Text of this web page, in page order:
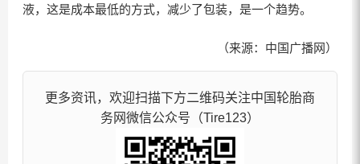
液，这是成本最低的方式，减少了包装，是一个趋势。
（来源：中国广播网）
更多资讯，欢迎扫描下方二维码关注中国轮胎商
务网微信公众号（Tire123）